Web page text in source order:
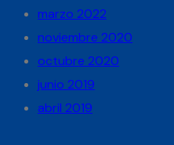
marzo 2022
noviembre 2020
octubre 2020
junio 2019
abril 2019